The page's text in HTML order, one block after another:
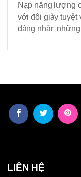
Nạp năng lượng
với đôi giày tuyệt
đáng nhận những
LIÊN HỆ